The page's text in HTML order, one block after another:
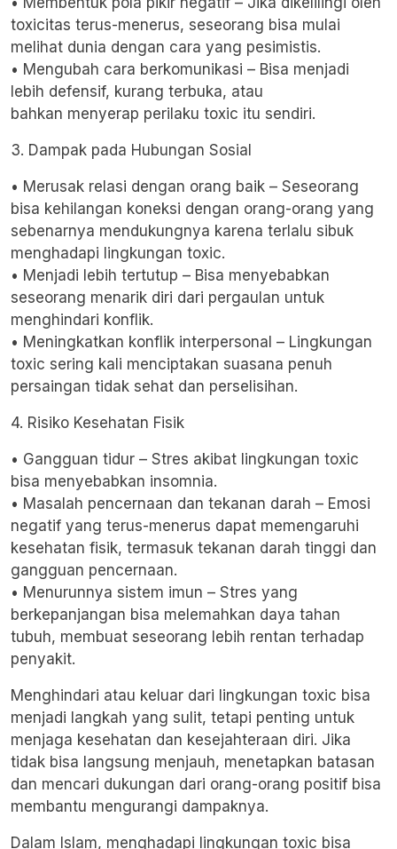
toxicitas terus-menerus, seseorang bisa mulai
melihat dunia dengan cara yang pesimistis.
• Mengubah cara berkomunikasi – Bisa menjadi
lebih defensif, kurang terbuka, atau
bahkan menyerap perilaku toxic itu sendiri.
3. Dampak pada Hubungan Sosial
• Merusak relasi dengan orang baik – Seseorang
bisa kehilangan koneksi dengan orang-orang yang
sebenarnya mendukungnya karena terlalu sibuk
menghadapi lingkungan toxic.
• Menjadi lebih tertutup – Bisa menyebabkan
seseorang menarik diri dari pergaulan untuk
menghindari konflik.
• Meningkatkan konflik interpersonal – Lingkungan
toxic sering kali menciptakan suasana penuh
persaingan tidak sehat dan perselisihan.
4. Risiko Kesehatan Fisik
• Gangguan tidur – Stres akibat lingkungan toxic
bisa menyebabkan insomnia.
• Masalah pencernaan dan tekanan darah – Emosi
negatif yang terus-menerus dapat memengaruhi
kesehatan fisik, termasuk tekanan darah tinggi dan
gangguan pencernaan.
• Menurunnya sistem imun – Stres yang
berkepanjangan bisa melemahkan daya tahan
tubuh, membuat seseorang lebih rentan terhadap
penyakit.
Menghindari atau keluar dari lingkungan toxic bisa
menjadi langkah yang sulit, tetapi penting untuk
menjaga kesehatan dan kesejahteraan diri. Jika
tidak bisa langsung menjauh, menetapkan batasan
dan mencari dukungan dari orang-orang positif bisa
membantu mengurangi dampaknya.
Dalam Islam, menghadapi lingkungan toxic bisa